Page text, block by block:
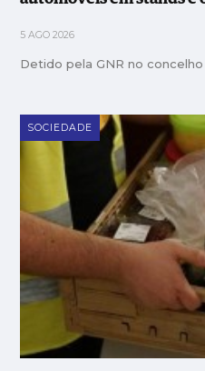
5 AGO 2026
Detido pela GNR no concelho
SOCIEDADE